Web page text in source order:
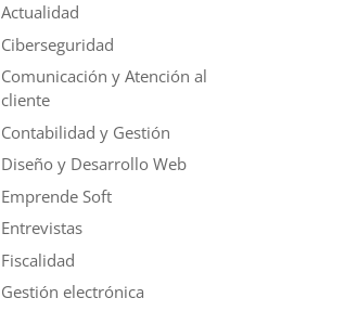
Actualidad
Ciberseguridad
Comunicación y Atención al
cliente
Contabilidad y Gestión
Diseño y Desarrollo Web
Emprende Soft
Entrevistas
Fiscalidad
Gestión electrónica